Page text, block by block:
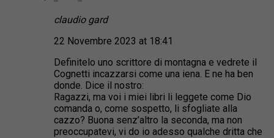
claudio gard
22 Novembre 2023 at 18:41
Definitelo uno scrittore di montagna e vedrete il
Cognetti incazzarsi come una iena. E ne ha ben
donde. Dice il nostro:
Ragazzi, ma voi i miei libri li leggete come Dio
comanda o, come sospetto, li sfogliate alla
cazzo? Buona senz’altro la seconda, ma non
preoccupatevi, vi do io adesso qualche dritta che